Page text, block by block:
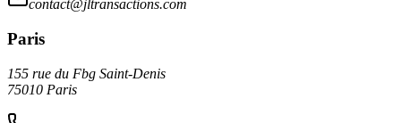
contact@jltransactions.com
Paris
155 rue du Fbg Saint-Denis
75010 Paris